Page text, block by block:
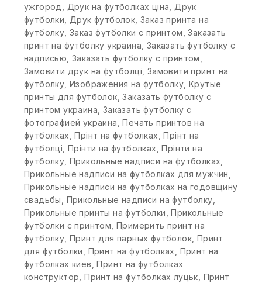
ужгород, Друк на футболках ціна,Друк
футболки,Друк футболок,Заказ принта на
футболку,Заказ футболки с принтом,Заказать
принт на футболку украина, Заказать футболку с
надписью,Заказать футболку с принтом,
Замовити друк на футболці, Замовити принт на
футболку,Изображения на футболку,Крутые
принты для футболок,Заказать футболку с
принтом украина, Заказать футболку с
фотографией украина,Печать принтов на
футболках,Прінт на футболках,Прінт на
футболці,Прінти на футболках,Прінти на
футболку,Прикольные надписи на футболках,
Прикольные надписи на футболках для мужчин,
Прикольные надписи на футболках на годовщину
свадьбы, Прикольные надписи на футболку,
Прикольные принты на футболки,Прикольные
футболки с принтом,Примерить принт на
футболку,Принт для парных футболок, Принт
для футболки, Принт на футболках, Принт на
футболках киев,Принт на футболках
конструктор,Принт на футболках луцьк, Принт